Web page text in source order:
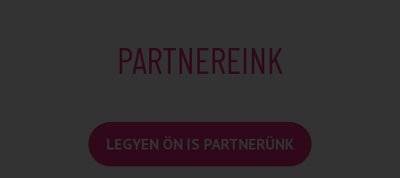
PARTNEREINK
LEGYEN ÖN IS PARTNERÜNK